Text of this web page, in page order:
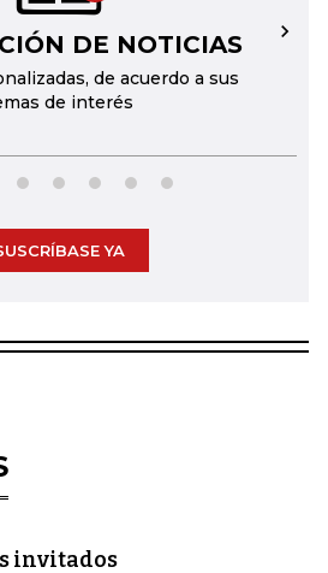
DE NOTICIAS
de acuerdo a sus
de interés
→
YA
invitados